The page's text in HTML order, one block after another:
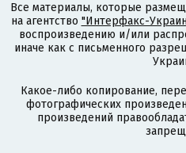
Все материалы, которые
на агентство "Интерфакс-
воспроизведению и/или
иначе как с письменного
Какое-либо копирование,
фотографических
произведений